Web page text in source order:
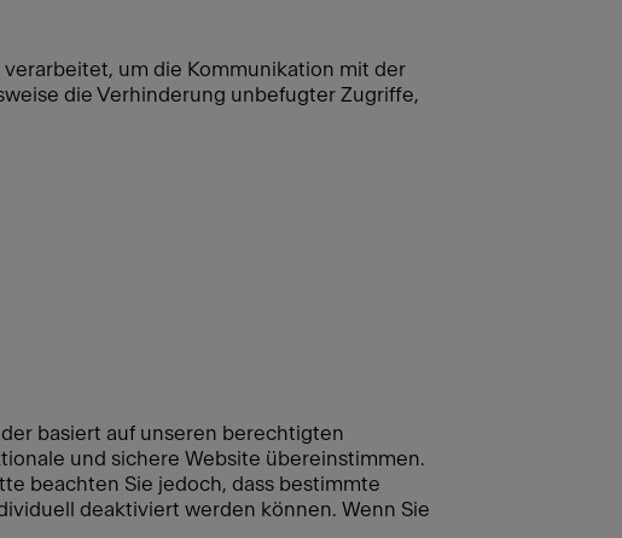
um die Kommunikation mit der
die Verhinderung unbefugter Zugriffe,
basiert auf unseren berechtigten
und sichere Website übereinstimmen.
beachten Sie jedoch, dass bestimmte
deaktiviert werden können. Wenn Sie